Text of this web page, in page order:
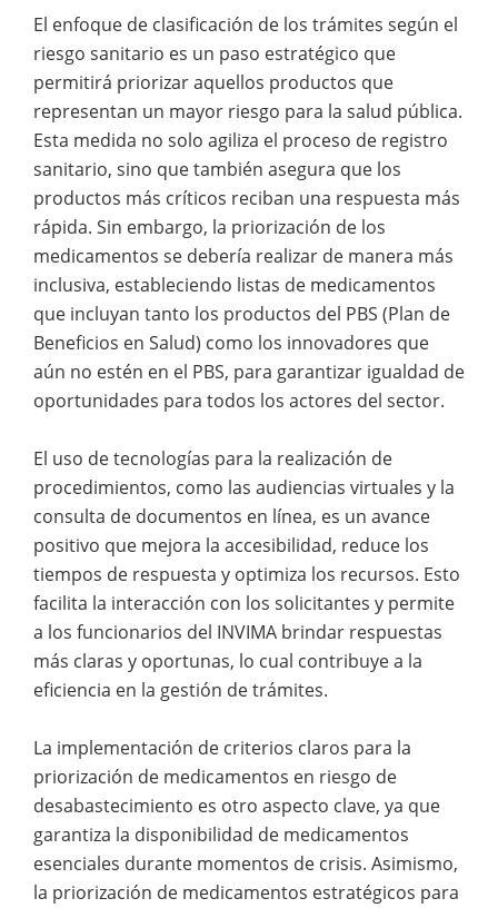
El enfoque de clasificación de los trámites según el
riesgo sanitario es un paso estratégico que
permitirá priorizar aquellos productos que
representan un mayor riesgo para la salud pública.
Esta medida no solo agiliza el proceso de registro
sanitario, sino que también asegura que los
productos más críticos reciban una respuesta más
rápida. Sin embargo, la priorización de los
medicamentos se debería realizar de manera más
inclusiva, estableciendo listas de medicamentos
que incluyan tanto los productos del PBS (Plan de
Beneficios en Salud) como los innovadores que
aún no estén en el PBS, para garantizar igualdad de
oportunidades para todos los actores del sector.
El uso de tecnologías para la realización de
procedimientos, como las audiencias virtuales y la
consulta de documentos en línea, es un avance
positivo que mejora la accesibilidad, reduce los
tiempos de respuesta y optimiza los recursos. Esto
facilita la interacción con los solicitantes y permite
a los funcionarios del INVIMA brindar respuestas
más claras y oportunas, lo cual contribuye a la
eficiencia en la gestión de trámites.
La implementación de criterios claros para la
priorización de medicamentos en riesgo de
desabastecimiento es otro aspecto clave, ya que
garantiza la disponibilidad de medicamentos
esenciales durante momentos de crisis. Asimismo,
la priorización de medicamentos estratégicos para